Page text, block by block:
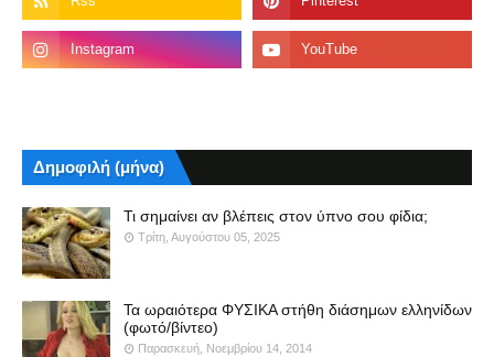
Δημοφιλή (μήνα)
Τι σημαίνει αν βλέπεις στον ύπνο σου φίδια;
Τρίτη, Αυγούστου 05, 2025
Τα ωραιότερα ΦΥΣΙΚΑ στήθη διάσημων ελληνίδων
(φωτό/βίντεο)
Παρασκευή, Νοεμβρίου 14, 2014